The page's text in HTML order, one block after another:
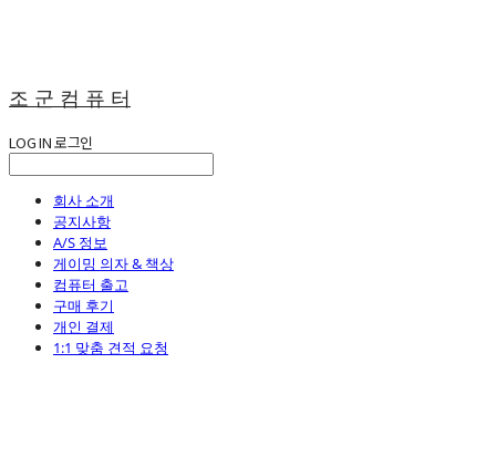
조 군 컴 퓨 터
LOG IN로그인
회사 소개
공지사항
A/S 정보
게이밍 의자 & 책상
컴퓨터 출고
구매 후기
개인 결제
1:1 맞춤 견적 요청